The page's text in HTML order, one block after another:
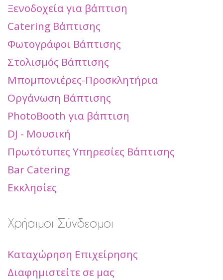
Ξενοδοχεία για βάπτιση
Catering Βάπτισης
Φωτογράφοι Βάπτισης
Στολισμός Βάπτισης
Μπομπονιέρες-Προσκλητήρια
Οργάνωση Βάπτισης
PhotoBooth για βάπτιση
DJ - Μουσική
Πρωτότυπες Υπηρεσίες Βάπτισης
Bar Catering
Εκκλησίες
Χρήσιμοι Σύνδεσμοι
Καταχώρηση Επιχείρησης
Διαφημιστείτε σε μας